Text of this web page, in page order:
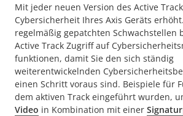
Mit jeder neuen Version des Active
Cybersicherheit Ihres Axis Geräts
regelmäßig gepatchten Schwachstellen
Active Track Zugriff auf
funktionen, damit Sie den sich ständig
weiterentwickelnden
einen Schritt voraus sind. Beispiele für
dem aktiven Track eingeführt wurden,
Video in Kombination mit einer